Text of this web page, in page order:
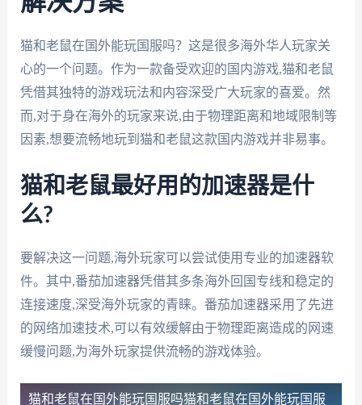
猫和老鼠在国外能玩国服吗？这是很多海外华人玩家关
心的一个问题。作为一款备受欢迎的国内游戏,猫和老鼠
凭借其独特的游戏玩法和内容深受广大玩家的喜爱。然
而,对于身在海外的玩家来说,由于物理距离和地域限制等
因素,想要流畅地玩到猫和老鼠这款国内游戏并非易事。
猫和老鼠最好用的加速器是什
么?
要解决这一问题,海外玩家可以尝试使用专业的加速器软
件。其中,番茄加速器凭借其多条海外回国专线和稳定的
连接速度,深受海外玩家的青睐。番茄加速器采用了先进
的网络加速技术,可以有效缓解由于物理距离造成的网速
缓慢问题,为海外玩家提供流畅的游戏体验。
猫和老鼠在国外能玩国服吗猫和老鼠在国外能玩国服